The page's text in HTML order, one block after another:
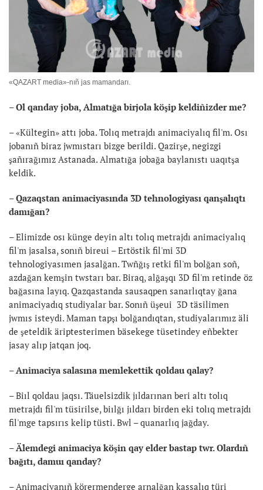
«QAZART media»-nıñ jas mamandarı.
– Ol qanday joba, Almatığa birjola köşip keldiñizder me?
– «Kültegin» attı joba. Tolıq metrajdı animaciyalıq fil'm. Osı
jobanıñ biraz jwmıstarı bizge berildi. Qazirşe, negizgi
şañırağımız Astanada. Almatığa jobağa baylanıstı uaqıtşa
keldik.
– Qazaqstan animaciyasında 3D tehnologiyası qanşalıqtı
damığan?
– Elimizde osı künge deyin altı tolıq metrajdı animaciyalıq
fil'm jasalsa, sonıñ bireui – Ertöstik fil'mi 3D
tehnologiyasımen jasalğan. Twñğış retki fil'm bolğan soñ,
azdağan kemşin twstarı bar. Biraq, alğaşqı 3D fil'm retinde öz
bağasına layıq. Qazqastanda sausaqpen sanarlıqtay ğana
animaciyadıq studiyalar bar. Sonıñ üşeui 3D täsilimen
jwmıs isteydi. Maman tapşı bolğandıqtan, studiyalarımız äli
de şeteldik äriptesterimen bäsekege tüsetindey eñbekter
jasay alıp jatqan joq.
– Animaciya salasına memlekettik qoldau qalay?
– Biıl qoldau jaqsı. Täuelsizdik jıldarınan beri altı tolıq
metrajdı fil'm tüsirilse, biılğı jıldarı birden eki tolıq metrajdı
fil'mge tapsırıs kelip tüsti. Bwl – quanarlıq jağday.
– Älemdegi animaciya köşin qay elder bastap twr. Olardıñ
bağıtı, damuı qanday?
– Animaciyanıñ körermenderge arnalğan kassalıq türi